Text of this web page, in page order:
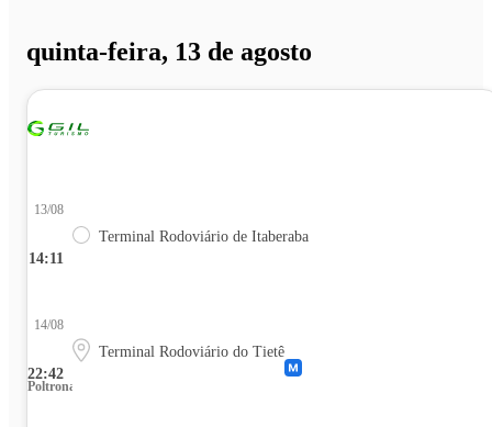
quinta-feira, 13 de agosto
14:11
13/08
Terminal Rodoviário de Itaberaba
22:42
14/08
Terminal Rodoviário do Tietê
Poltrona